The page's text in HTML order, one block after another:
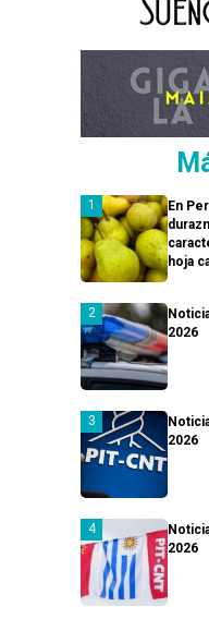
En
hoja
2026
2026
2026